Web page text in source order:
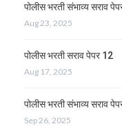
पोलीस भरती संभाव्य सराव
Aug 23, 2025
पोलीस भरती सराव पेपर 12
Aug 17, 2025
पोलीस भरती संभाव्य सराव
Sep 26, 2025